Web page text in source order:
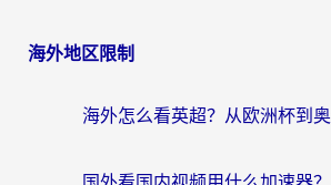
海外地区限制